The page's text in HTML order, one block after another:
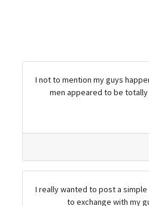
I not to mention my guys
men appeared to be
I really wanted to post a
to exchange with my